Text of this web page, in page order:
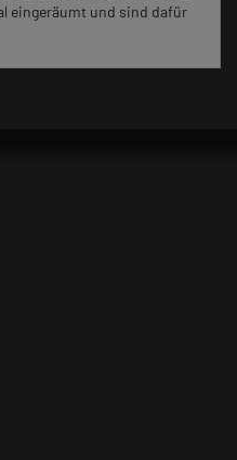
eingeräumt und sind dafür